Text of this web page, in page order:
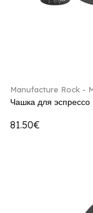
Manufacture Rock -
Чашка для
81.50€